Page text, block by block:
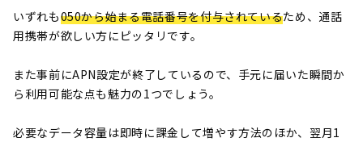
いずれも050から始まる電話番号を付与されているため、通話
用携帯が欲しい方にピッタリです。
また事前にAPN設定が終了しているので、手元に届いた瞬間か
ら利用可能な点も魅力の1つでしょう。
必要なデータ容量は即時に課金して増やす方法のほか、翌月1